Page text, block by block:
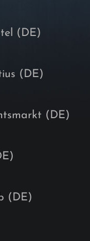
(DE)
(DE)
(DE)
(DE)